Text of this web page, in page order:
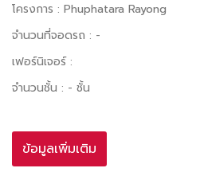
โครงการ : Phuphatara Rayong
จำนวนที่จอดรถ : -
เฟอร์นิเจอร์ :
จำนวนชั้น : - ชั้น
ข้อมูลเพิ่มเติม